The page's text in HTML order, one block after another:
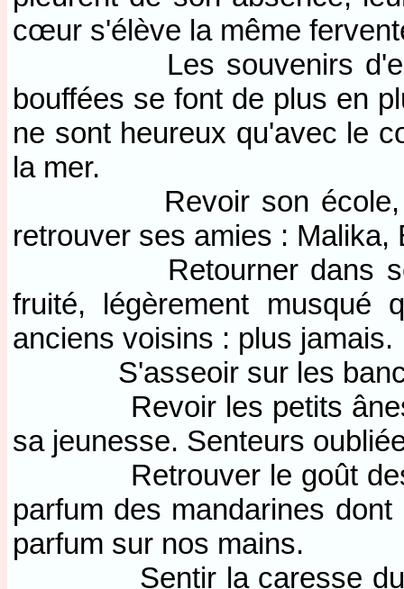
cœur s'élève la même
Les souvenirs
bouffées se font de plus en
ne sont heureux qu'avec le
la mer.
Revoir son école,
retrouver ses amies :
Retourner dans son
fruité, légèrement musqué
anciens voisins : plus jamais.
S'asseoir sur les bancs
Revoir les petits ânes
sa jeunesse. Senteurs
Retrouver le goût des
parfum des mandarines
parfum sur nos mains.
Sentir la caresse du